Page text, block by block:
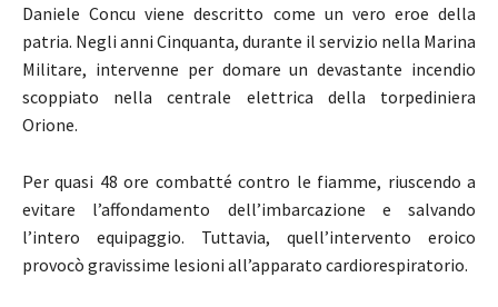
Daniele Concu viene descritto come un vero eroe della
patria. Negli anni Cinquanta, durante il servizio nella Marina
Militare, intervenne per domare un devastante incendio
scoppiato nella centrale elettrica della torpediniera
Orione.
Per quasi 48 ore combatté contro le fiamme, riuscendo a
evitare l’affondamento dell’imbarcazione e salvando
l’intero equipaggio. Tuttavia, quell’intervento eroico
provocò gravissime lesioni all’apparato cardiorespiratorio.